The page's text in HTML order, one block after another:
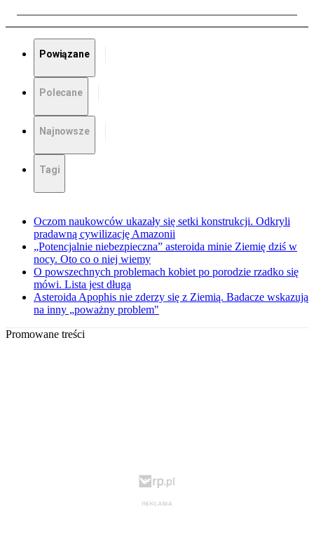
Powiązane
Polecane
Najnowsze
Tagi
Oczom naukowców ukazały się setki konstrukcji. Odkryli
pradawną cywilizację Amazonii
„Potencjalnie niebezpieczna” asteroida minie Ziemię dziś w
nocy. Oto co o niej wiemy
O powszechnych problemach kobiet po porodzie rzadko się
mówi. Lista jest długa
Asteroida Apophis nie zderzy się z Ziemią. Badacze wskazują
na inny „poważny problem"
Promowane treści